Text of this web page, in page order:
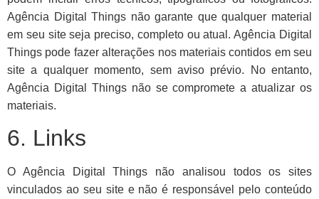
Agência Digital Things não garante que qualquer material
em seu site seja preciso, completo ou atual. Agência Digital
Things pode fazer alterações nos materiais contidos em seu
site a qualquer momento, sem aviso prévio. No entanto,
Agência Digital Things não se compromete a atualizar os
materiais.
6. Links
O Agência Digital Things não analisou todos os sites
vinculados ao seu site e não é responsável pelo conteúdo